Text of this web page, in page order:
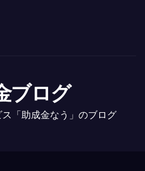
ブログ
「助成金なう」のブログ